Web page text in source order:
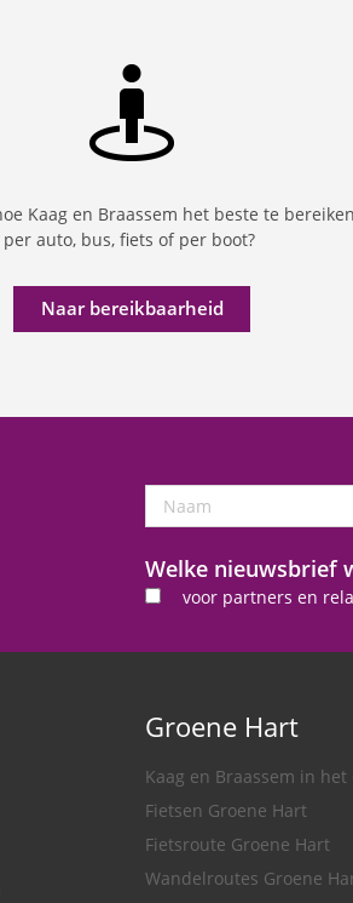
Kaag en Braassem het beste te
per auto, bus, fiets of per boot?
Naar bereikbaarheid
Naam
Welke nieuwsbrief
voor partners en
Groene Hart
Kaag en Braassem in het
Fietsen Groene Hart
Fietsroute Groene Hart
Wandelroutes Groene